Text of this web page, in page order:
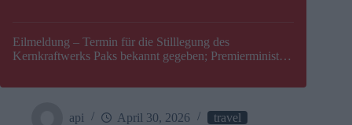
Eilmeldung – Termin für die Stilllegung des
Kernkraftwerks Paks bekannt gegeben; Premierminister
api April 30, 2026 travel